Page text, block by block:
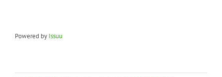
Powered by Issuu